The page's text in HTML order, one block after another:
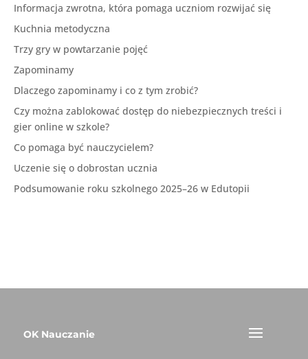
Informacja zwrotna, która pomaga uczniom rozwijać się
Kuchnia metodyczna
Trzy gry w powtarzanie pojęć
Zapominamy
Dlaczego zapominamy i co z tym zrobić?
Czy można zablokować dostęp do niebezpiecznych treści i
gier online w szkole?
Co pomaga być nauczycielem?
Uczenie się o dobrostan ucznia
Podsumowanie roku szkolnego 2025–26 w Edutopii
OK Nauczanie